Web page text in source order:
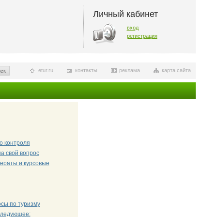
Личный кабинет
вход
регистрация
карта сайта
реклама
контакты
etur.ru
контроля
свой вопрос
и курсовые
по туризму